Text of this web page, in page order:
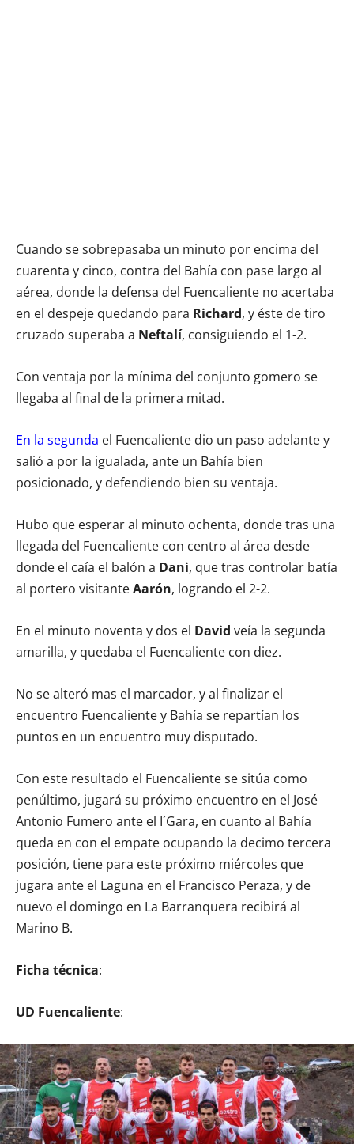
Cuando se sobrepasaba un minuto por encima del
cuarenta y cinco, contra del Bahía con pase largo al
aérea, donde la defensa del Fuencaliente no acertaba
en el despeje quedando para Richard, y éste de tiro
cruzado superaba a Neftalí, consiguiendo el 1-2.
Con ventaja por la mínima del conjunto gomero se
llegaba al final de la primera mitad.
En la segunda el Fuencaliente dio un paso adelante y
salió a por la igualada, ante un Bahía bien
posicionado, y defendiendo bien su ventaja.
Hubo que esperar al minuto ochenta, donde tras una
llegada del Fuencaliente con centro al área desde
donde el caía el balón a Dani, que tras controlar batía
al portero visitanteAarón, logrando el 2-2.
En el minuto noventa y dos el David veía la segunda
amarilla, y quedaba el Fuencaliente con diez.
No se alteró mas el marcador, y al finalizar el
encuentro Fuencaliente y Bahía se repartían los
puntos en un encuentro muy disputado.
Con este resultado el Fuencaliente se sitúa como
penúltimo, jugará su próximo encuentro en el José
Antonio Fumero ante el I´Gara, en cuanto al Bahía
queda en con el empate ocupando la decimo tercera
posición, tiene para este próximo miércoles que
jugara ante el Laguna en el Francisco Peraza, y de
nuevo el domingo en La Barranquera recibirá al
Marino B.
Ficha técnica:
UD Fuencaliente: